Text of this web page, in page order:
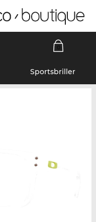
Sportsbriller